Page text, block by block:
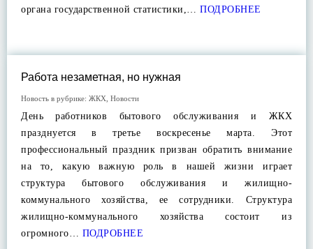
органа государственной статистики,… ПОДРОБНЕЕ
Работа незаметная, но нужная
Новость в рубрике: ЖКХ Новости
День работников бытового обслуживания и ЖКХ
празднуется в третье воскресенье марта. Этот
профессиональный праздник призван обратить внимание
на то, какую важную роль в нашей жизни играет
структура бытового обслуживания и жилищно-
коммунального хозяйства, ее сотрудники. Структура
жилищно-коммунального хозяйства состоит из
огромного… ПОДРОБНЕЕ